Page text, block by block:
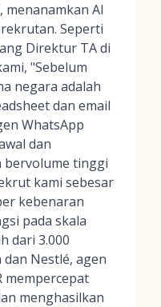
menanamkan AI
Seperti
Direktur TA di
"Sebelum
negara adalah
dan email
WhatsApp
dan
bervolume tinggi
kami sebesar
kebenaran
pada skala
dari 3.000
Nestlé, agen
mempercepat
menghasilkan